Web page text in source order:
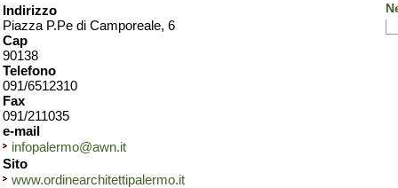
Indirizzo
Piazza P.Pe di Camporeale, 6
Cap
90138
Telefono
091/6512310
Fax
091/211035
e-mail
infopalermo@awn.it
Sito
www.ordinearchitettipalermo.it